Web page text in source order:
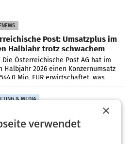
Post: Umsatzplus im
Halbjahr trotz schwachem
Die Österreichische Post AG hat im
Halbjahr 2026 einen Konzernumsatz
Mio. EUR erwirtschaftet, was
Plus von 3,8 Prozent gegenüber dem
& MEDIA
viel Gewinn
MAILAND/AMSTERDAM. Der
ProSiebenSat.1 hat im
×
verwendet